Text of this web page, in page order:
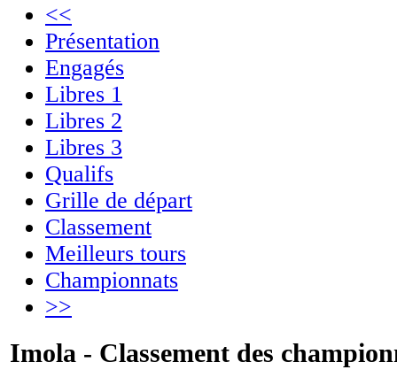
<<
Présentation
Engagés
Libres 1
Libres 2
Libres 3
Qualifs
Grille de départ
Classement
Meilleurs tours
Championnats
>>
Imola - Classement des